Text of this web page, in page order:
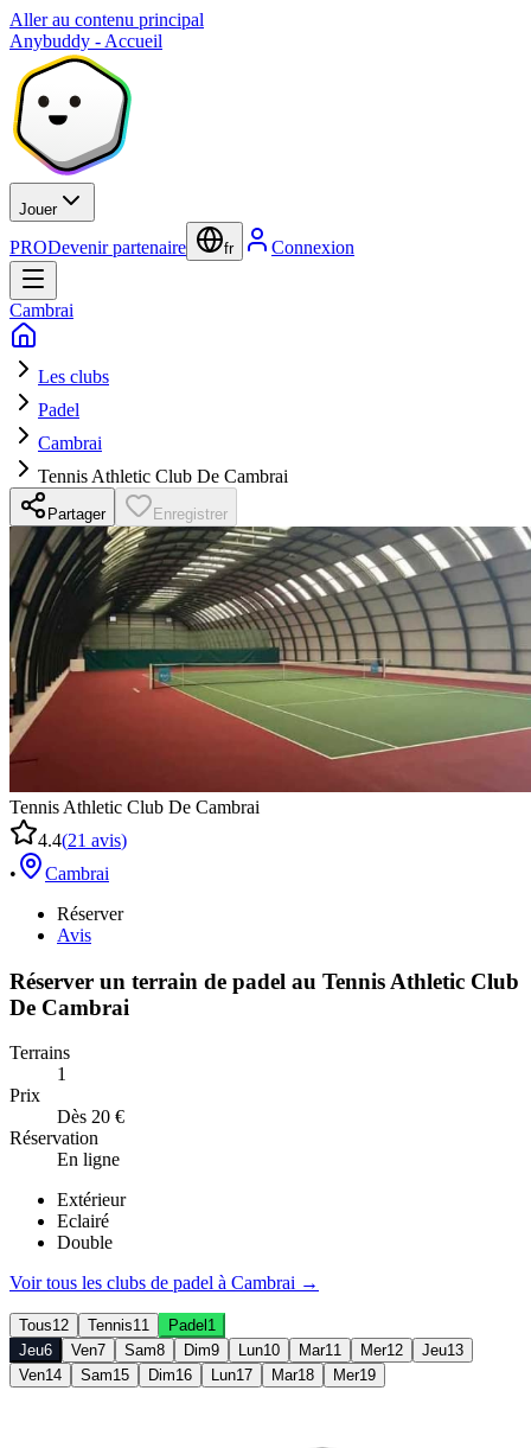
Aller au contenu principal
Anybuddy - Accueil
Jouer
PRODevenir partenaire fr Connexion
Cambrai
Les clubs
Padel
Cambrai
Tennis Athletic Club De Cambrai
Partager Enregistrer
Tennis Athletic Club De Cambrai
4.4(21 avis)
•
Cambrai
Réserver
Avis
Réserver un terrain de padel au Tennis Athletic Club
De Cambrai
Terrains
1
Prix
Dès 20 €
Réservation
En ligne
Extérieur
Eclairé
Double
Voir tous les clubs de padel à Cambrai →
Tous12 Tennis11 Padel 1
Jeu6 Ven7 Sam8 Dim9 Lun10 Mar11 Mer12 Jeu13
Ven14 Sam15 Dim16 Lun17 Mar18 Mer19